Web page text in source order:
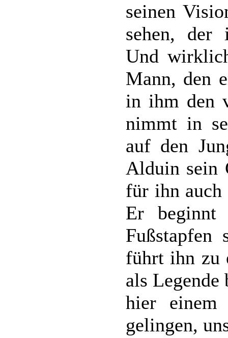
seinen
sehen, der
Und
Mann, den
in ihm den
nimmt in
auf den
Alduin sein
für ihn auch
Er
Fußstapfen
führt ihn zu
als Legende
hier einem
gelingen,